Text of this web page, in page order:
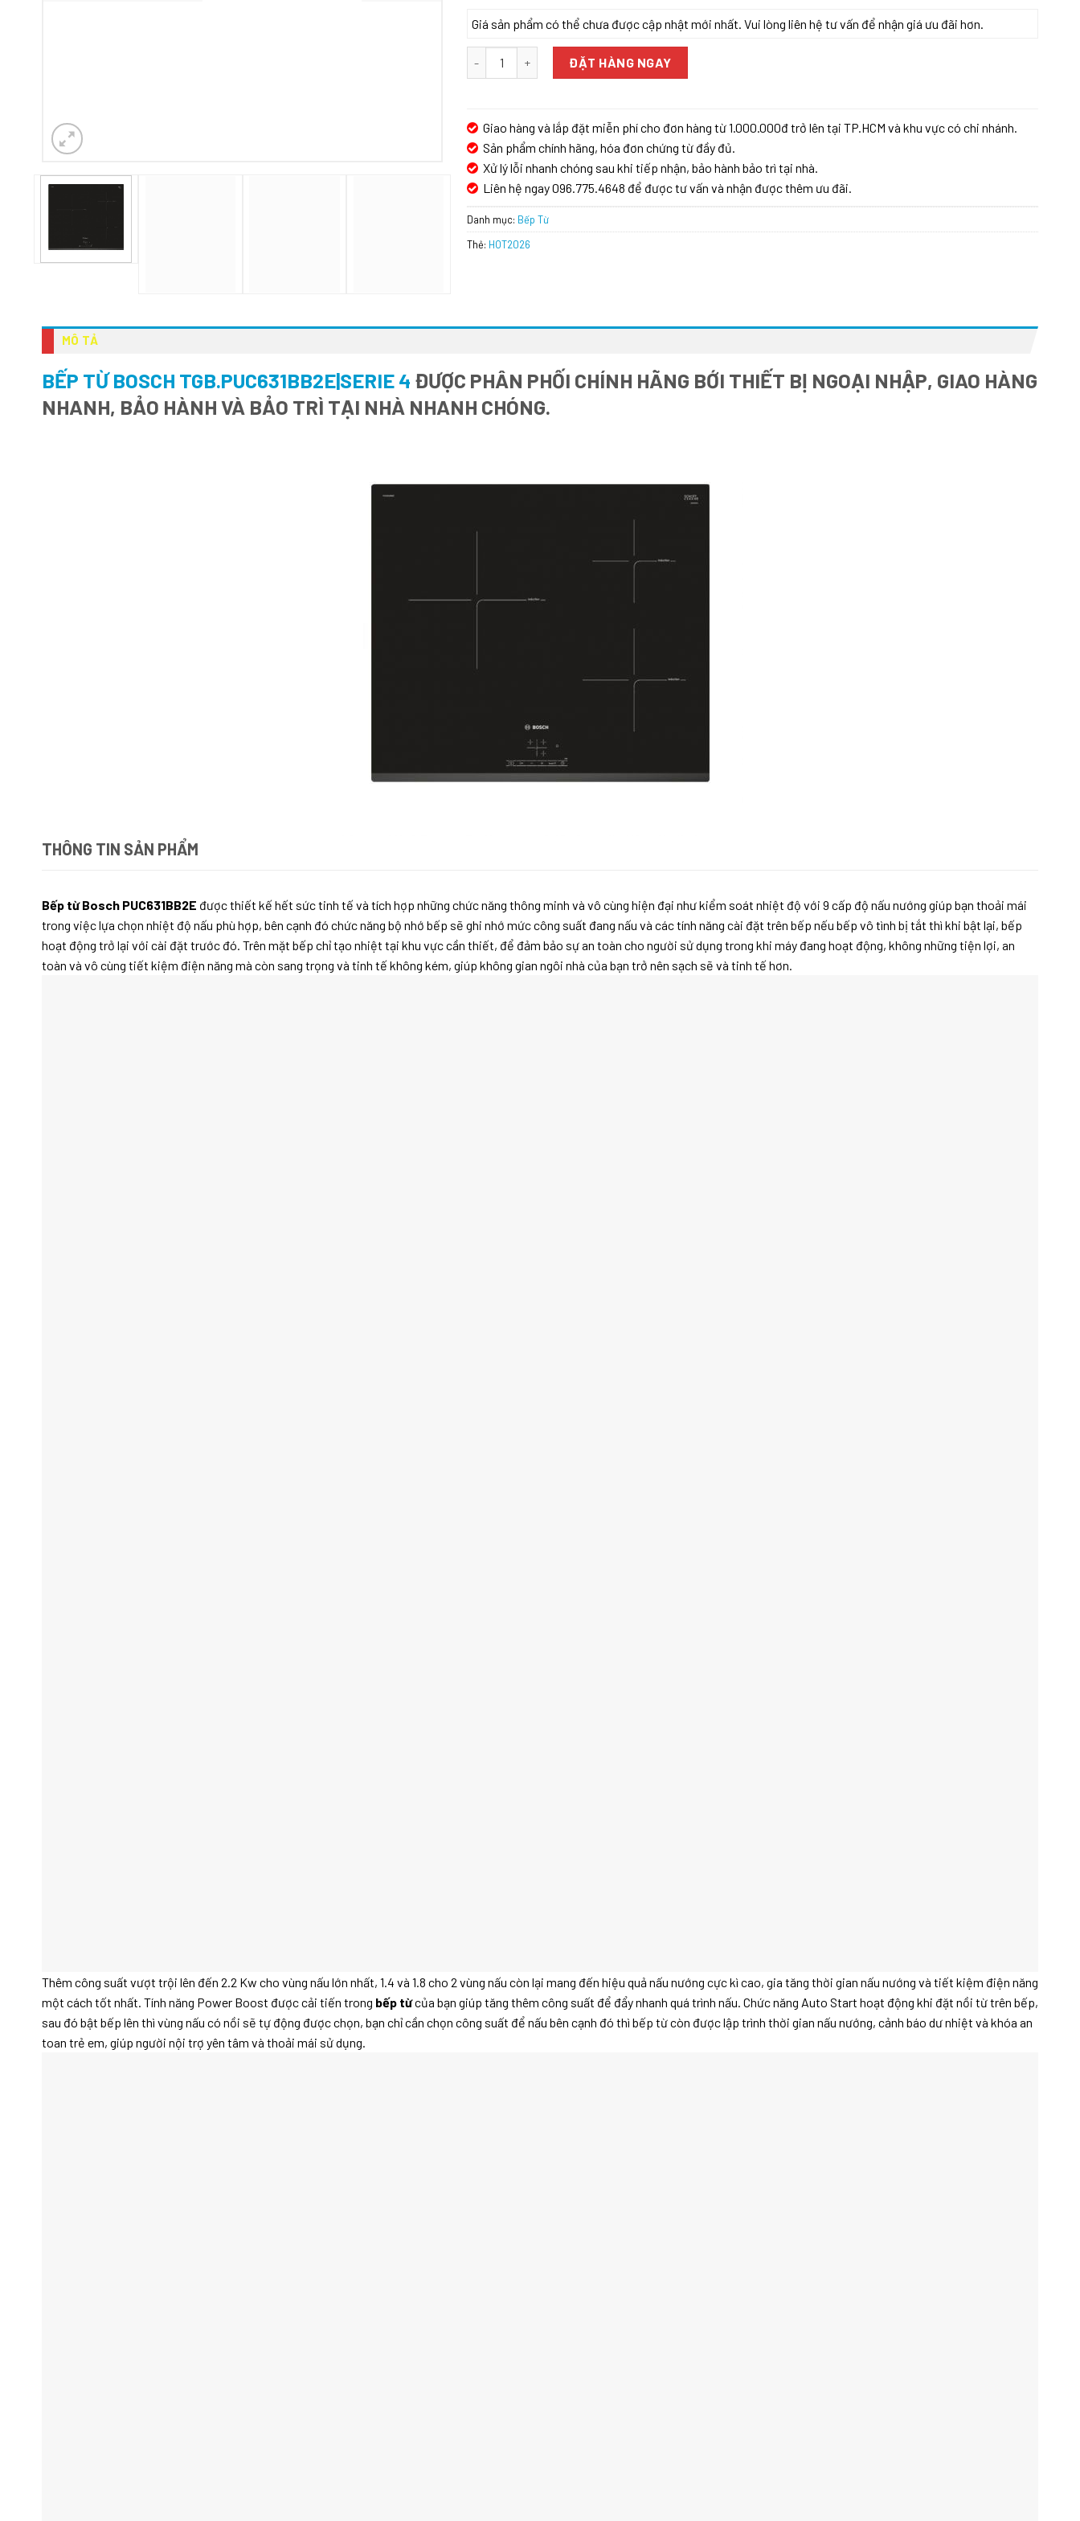
Giá sản phẩm có thể chưa được cập nhật mới nhất. Vui lòng liên hệ tư vấn để nhận giá ưu đãi hơn.
BẾP TỪ BOSCH TGB.PUC631BB2E|SERIE 4 số lượng
ĐẶT HÀNG NGAY
Giao hàng và lắp đặt miễn phí cho đơn hàng từ 1.000.000đ trở lên tại TP.HCM và khu vực có chi nhánh.
Sản phẩm chính hãng, hóa đơn chứng từ đầy đủ.
Xử lý lỗi nhanh chóng sau khi tiếp nhận, bảo hành bảo trì tại nhà.
Liên hệ ngay 096.775.4648 để được tư vấn và nhận được thêm ưu đãi.
Danh mục: Bếp Từ
Thẻ: HOT2026
MÔ TẢ
BẾP TỪ BOSCH TGB.PUC631BB2E|SERIE 4 ĐƯỢC PHÂN PHỐI CHÍNH HÃNG BỚI THIẾT BỊ NGOẠI NHẬP, GIAO HÀNG
NHANH, BẢO HÀNH VÀ BẢO TRÌ TẠI NHÀ NHANH CHÓNG.
THÔNG TIN SẢN PHẨM
Bếp từ Bosch PUC631BB2E được thiết kế hết sức tinh tế và tích hợp những chức năng thông minh và vô cùng hiện đại như kiểm soát nhiệt độ với 9 cấp độ nấu nướng giúp bạn thoải mái
trong việc lựa chọn nhiệt độ nấu phù hợp, bên cạnh đó chức năng bộ nhớ bếp sẽ ghi nhớ mức công suất đang nấu và các tính năng cài đặt trên bếp nếu bếp vô tình bị tắt thì khi bật lại, bếp
hoạt động trở lại với cài đặt trước đó. Trên mặt bếp chỉ tạo nhiệt tại khu vực cần thiết, để đảm bảo sự an toàn cho người sử dụng trong khi máy đang hoạt động, không những tiện lợi, an
toàn và vô cùng tiết kiệm điện năng mà còn sang trọng và tinh tế không kém, giúp không gian ngôi nhà của bạn trở nên sạch sẽ và tinh tế hơn.
Thêm công suất vượt trội lên đến 2.2 Kw cho vùng nấu lớn nhất, 1.4 và 1.8 cho 2 vùng nấu còn lại mang đến hiệu quả nấu nướng cực kì cao, gia tăng thời gian nấu nướng và tiết kiệm điện năng
một cách tốt nhất. Tính năng Power Boost được cải tiến trong bếp từcủa bạn giúp tăng thêm công suất để đẩy nhanh quá trình nấu. Chức năng Auto Start hoạt động khi đặt nồi từ trên bếp,
sau đó bật bếp lên thì vùng nấu có nồi sẽ tự động được chọn, bạn chỉ cần chọn công suất để nấu bên cạnh đó thì bếp từ còn được lập trình thời gian nấu nướng, cảnh báo dư nhiệt và khóa an
toan trẻ em, giúp người nội trợ yên tâm và thoải mái sử dụng.